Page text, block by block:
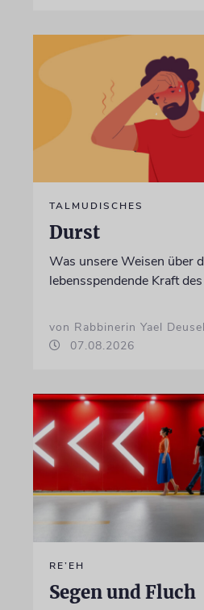
TALMUDISCHES
Durst
Was unsere Weisen über
lebensspendende Kraft
von Rabbinerin Yael Deusel
07.08.2026
RE’EH
Segen und Fluch